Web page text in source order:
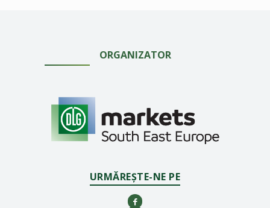
ORGANIZATOR
URMĂREȘTE-NE PE